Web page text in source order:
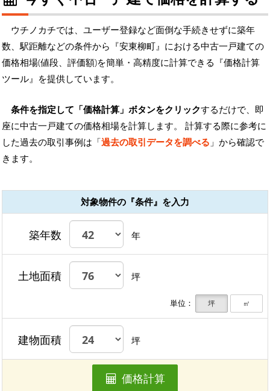
ウチノカチでは、ユーザー登録など面倒な手続きせずに築年
数、駅距離などの条件から『安東柳町』における中古一戸建ての
価格相場(値段、評価額)を簡単・高精度に計算できる『価格計算
ツール』を提供しています。
条件を指定して「価格計算」ボタンをクリックするだけで、即
座に中古一戸建ての価格相場を計算します。 計算する際に参考に
した過去の取引事例は「過去の取引データを調べる 」から確認で
きます。
対象物件の『条件』を入力
築年数 年
土地面積 坪
単位： 坪 ㎡
建物面積 坪
価格計算